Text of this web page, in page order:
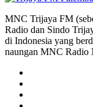
MNC Trijaya FM
Radio dan Sindo
di Indonesia yang
naungan MNC Radio